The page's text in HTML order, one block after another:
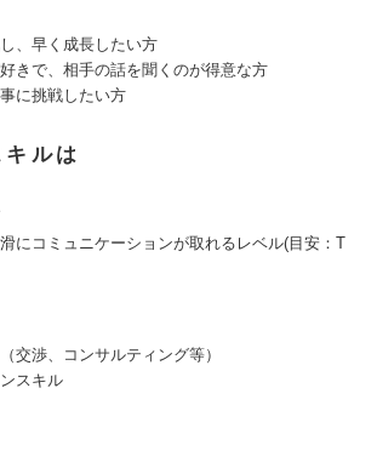
、早く成長したい方
きで、相手の話を聞くのが得意な方
に挑戦したい方
ルは
にコミュニケーションが取れるレベル(目安：T
交渉、コンサルティング等）
スキル